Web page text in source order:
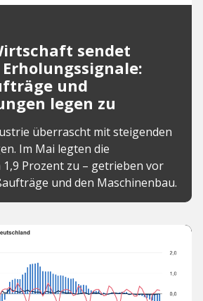
sendet
und
legen zu
überrascht mit steigenden
Im Mai legten die
Prozent zu – getrieben vor
und den Maschinenbau.